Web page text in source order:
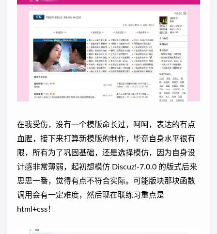
在我受伤，没有一个模版命长过，呵呵，表达的有点
血腥，接下来打算新模版的制作，毕竟自身水平很有
限，所有为了巩固基础，还是选择模仿，因为自身设
计感非常薄弱，起初想模仿 Discuz!-7.0.0 的版式后来
思思一番，觉得有点不符合实际。可能版块那块函数
调用会有一定难度，然后现在联练习重点是
html+css！